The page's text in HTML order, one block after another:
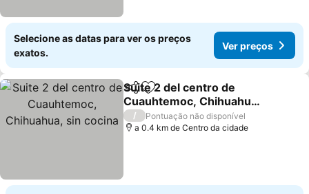
Selecione as datas para ver os preços
exatos.
Ver preços
PartilharAdicionar aos favoritos
Suite 2 del centro de
Cuauhtemoc, Chihuahua,
sin cocina
Ver preços
/
Pontuação não disponível
a 0.4 km de Centro da cidade